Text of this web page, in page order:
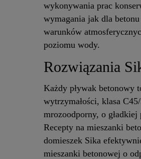
wykonywania prac
wymagania jak dla
warunków
poziomu wody.
Rozwiązania
Każdy pływak betonowy
wytrzymałości, klasa
mrozoodporny, o
Recepty na mieszanki
domieszek Sika
mieszanki betonowej o